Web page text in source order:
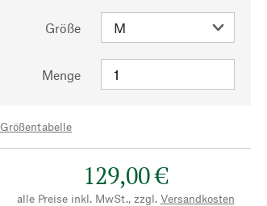
Größe
Menge
Größentabelle
129,00 €
alle Preise inkl. MwSt., zzgl. Versandkosten